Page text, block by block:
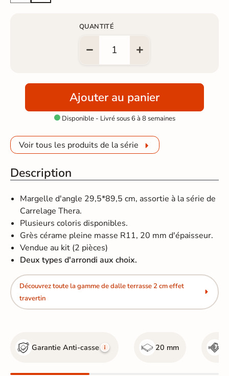
QUANTITÉ
Ajouter au panier
Disponible - Livré sous 6 à 8 semaines
Voir tous les produits de la série
Description
Margelle d'angle 29,5*89,5 cm, assortie à la série de
Carrelage Thera.
Plusieurs coloris disponibles.
Grès cérame pleine masse R11, 20 mm d'épaisseur.
Vendue au kit (2 pièces)
Deux types d'arrondi aux choix.
Découvrez toute la gamme de dalle terrasse 2 cm effet
travertin
Garantie Anti-casse 20 mm